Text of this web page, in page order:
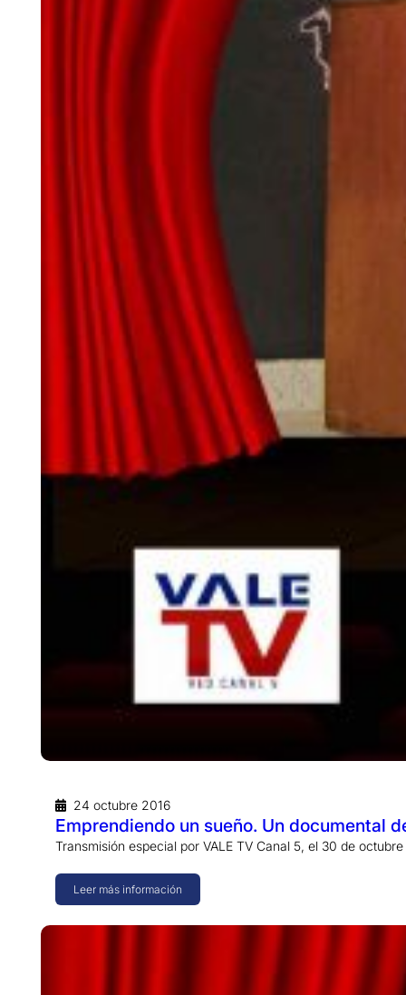
24 octubre 2016
Emprendiendo un sueño. Un documental
Transmisión especial por VALE TV Canal 5, el 30 de
Leer más información